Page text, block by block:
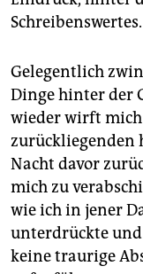
Schreibenswertes.
Gelegentlich
Dinge hinter der
wieder wirft mich
zurückliegenden
Nacht davor
mich zu
wie ich in jener
unterdrückte
keine traurige